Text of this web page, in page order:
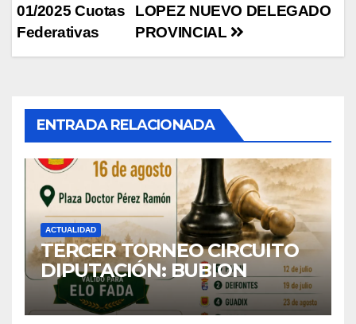
de
entradas
LOPEZ NUEVO DELEGADO
PROVINCIAL
01/2025 Cuotas
Federativas
ENTRADA RELACIONADA
ACTUALIDAD
TERCER TORNEO CIRCUITO
DIPUTACIÓN: BUBION